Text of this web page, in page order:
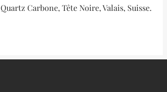
Quartz Carbone, Tête Noire, Valais, Suisse.